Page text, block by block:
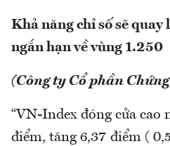
Khả năng chỉ số sẽ
ngắn hạn về vùng 1.250
(Công ty Cổ phần
“VN-Index đóng cửa cao
điểm, tăng 6,37 điểm (